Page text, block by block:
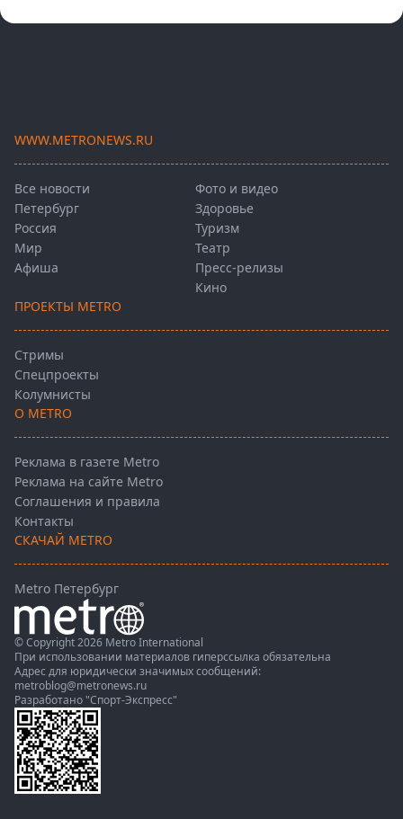
WWW.METRONEWS.RU
Все новости
Петербург
Россия
Мир
Афиша
Фото и видео
Здоровье
Туризм
Театр
Пресс-релизы
Кино
ПРОЕКТЫ METRO
Стримы
Спецпроекты
Колумнисты
О METRO
Реклама в газете Metro
Реклама на сайте Metro
Соглашения и правила
Контакты
СКАЧАЙ METRO
Metro Петербург
© Copyright 2026 Metro International
При использовании материалов гиперссылка обязательна
Адрес для юридически значимых сообщений:
metroblog@metronews.ru
Разработано "Спорт-Экспресс"